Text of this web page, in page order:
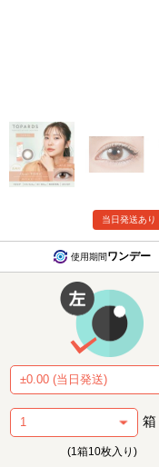
当日発送あり
使用期間ワンデー
箱
(1箱10枚入り)